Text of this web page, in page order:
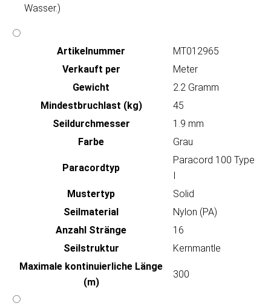
Wasser.)
Artikeln‌ummer
MT012965
Verkauft per
Meter
Gewicht
2.2 Gramm
Mindestbruchlast (kg)
45
Seildurchmesser
1.9 mm
Farbe
Grau
Paracordtyp
Paracord 100 Type
I
Mustertyp
Solid
Seilmaterial
Nylon (PA)
Anzahl Stränge
16
Seilstruktur
Kernmantle
Maximale kontinuierliche Länge
(m)
300